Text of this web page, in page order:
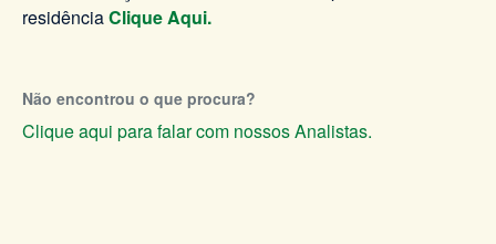
residênciaClique Aqui.
Não encontrou o que procura?
Clique aqui para falar com nossos Analistas.